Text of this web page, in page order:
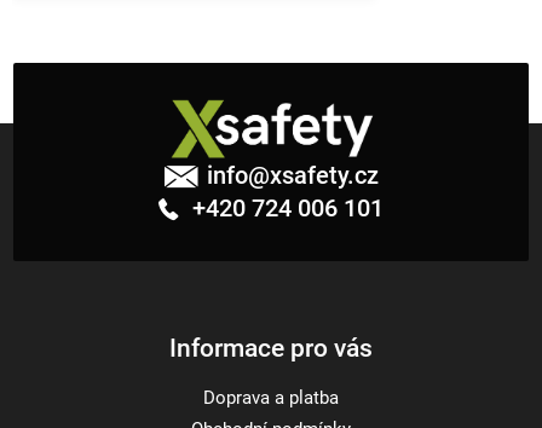
info@xsafety.cz
+420 724 006 101
Informace pro vás
Doprava a platba